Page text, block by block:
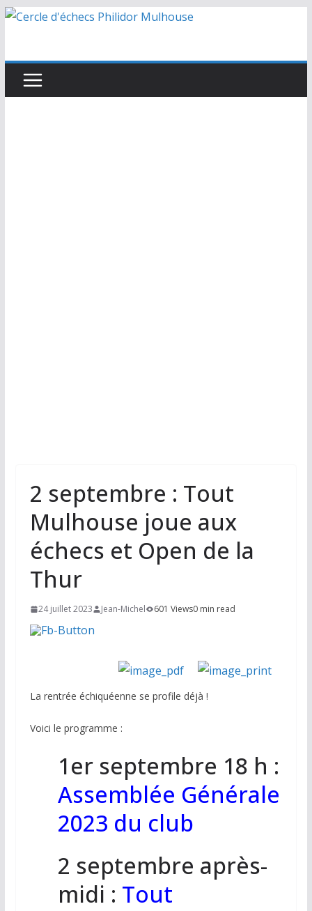
Passer
2 septembre : Tout
Mulhouse joue aux
échecs et Open de la
Thur
24 juillet 2023 Jean-Michel 601 Views0 min read
La rentrée échiquéenne se profile déjà !
Voici le programme :
1er septembre 18 h :
Assemblée Générale
2023 du club
2 septembre après-
midi : Tout